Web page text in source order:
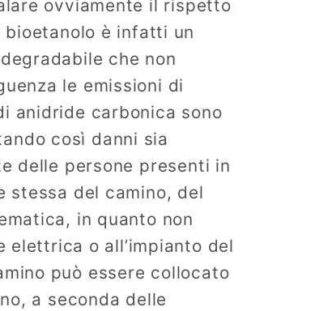
ovviamente il rispetto
è infatti un
che non
le emissioni di
anidride carbonica sono
così danni sia
delle persone presenti in
stessa del camino, del
in quanto non
elettrica o all’impianto del
può essere collocato
a seconda delle